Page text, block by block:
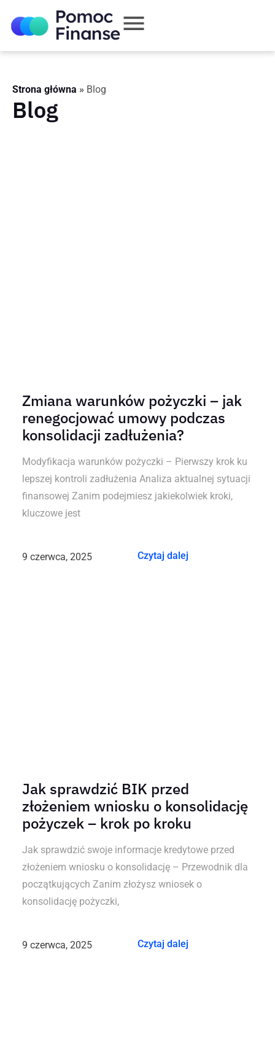
Strona główna » Blog
Blog
Zmiana warunków pożyczki – jak
renegocjować umowy podczas
konsolidacji zadłużenia?
Modyfikacja warunków pożyczki – Pierwszy krok ku
lepszej kontroli zadłużenia Analiza aktualnej sytuacji
finansowej Zanim podejmiesz jakiekolwiek kroki,
kluczowe jest
9 czerwca, 2025 Czytaj dalej
Jak sprawdzić BIK przed
złożeniem wniosku o konsolidację
pożyczek – krok po kroku
Jak sprawdzić swoje informacje kredytowe przed
złożeniem wniosku o konsolidację – Przewodnik dla
początkujących Zanim złożysz wniosek o
konsolidację pożyczki,
9 czerwca, 2025 Czytaj dalej